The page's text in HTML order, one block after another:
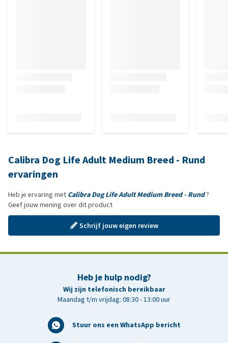
Calibra Dog Life Adult Medium Breed - Rund
ervaringen
Heb je ervaring met Calibra Dog Life Adult Medium Breed - Rund?
Geef jouw mening over dit product
Schrijf jouw eigen review
Heb je hulp nodig?
Wij zijn telefonisch bereikbaar
Maandag t/m vrijdag: 08:30 - 13:00 uur
Stuur ons een WhatsApp bericht